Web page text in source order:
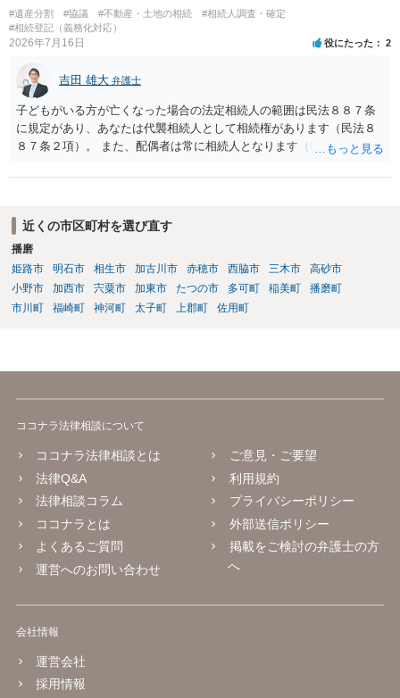
ないということでしょうか。遺言で、受取を指定されててもいらない
と拒否することはできます。理由を説明する必要はありません。
#遺産分割 #協議 #不動産・土地の相続
#相続人調査・確定
#相続登記（義務化対応）
2026年7月16日 役にたった 2
吉田 雄大 弁護士
子どもがいる方が亡くなった場合の法定相続人の範囲は民法８８７条
に規定があり、あなたは代襲相続人として相続権があります（民法８
８７条２項）。 また、配偶者は常に相続人となります（民法８９０
も相続権があります。つまり、孫５人に加えて「おじ又はおば」にも
近くの市区町村を選び直す
播磨
姫路市
明石市 相生市 加古川市 赤穂市 西脇市 三木市
高砂市
小野市
加西市 宍粟市 加東市 たつの市 多可町 稲美町
播磨町
市川町
福崎町 神河町 太子町 上郡町 佐用町
ココナラ法律相談について
ココナラ法律相談とは
法律Q&A
法律相談コラム
ココナラとは
よくあるご質問
運営へのお問い合わせ
ご意見・ご要望
利用規約
プライバシーポリシー
外部送信ポリシー
掲載をご検討の弁護士の方
へ
会社情報
運営会社
採用情報